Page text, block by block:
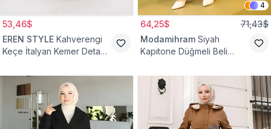
53,46$
EREN STYLE Kahverengi
Keçe İtalyan Kemer Detaylı
4
64,25$ 71,43$
Modamihram Siyah
Kapitone Düğmeli Beli